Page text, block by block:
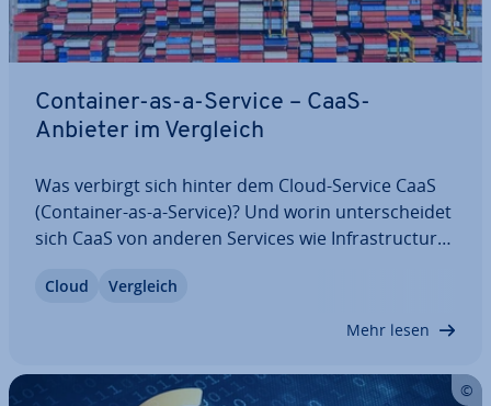
Container-as-a-Service – CaaS-
Anbieter im Vergleich
Was verbirgt sich hinter dem Cloud-Service CaaS
(Container-as-a-Service)? Und worin un­ter­schei­det
sich CaaS von anderen Services wie In­fra­struc­tu­re-
und Software-as-a-Service (SaaS)? Wir verraten
Cloud Vergleich
Mehr lesen